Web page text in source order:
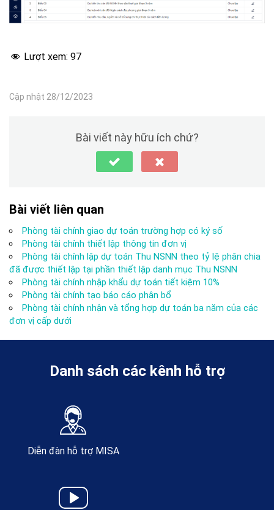
Lượt xem: 97
Cập nhật 28/12/2023
Bài viết này hữu ích chứ?
Bài viết liên quan
Phòng tài chính giao dự toán trường hợp có ký số
Phòng tài chính thiết lập thông tin đơn vị
Phòng tài chính lập dự toán Thu NSNN theo tỷ lệ phân chia
đã được thiết lập tại phần thiết lập danh mục Thu NSNN
Phòng tài chính nhập khẩu dự toán tiết kiệm 10%
Phòng tài chính tạo báo cáo phân bổ
Phòng tài chính nhận và tổng hợp dự toán ba năm của các
đơn vị cấp dưới
Danh sách các kênh hỗ trợ
Diễn đàn hỗ trợ MISA